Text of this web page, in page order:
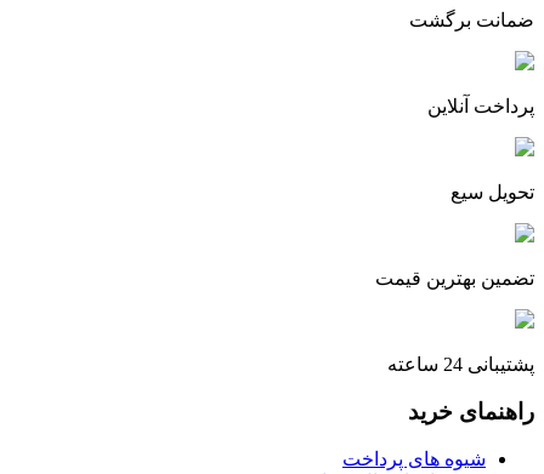
ضمانت برگشت
پرداخت آنلاین
تحویل سیع
تضمین بهترین قیمت
پشتیبانی 24 ساعته
راهنمای خرید
شیوه های پرداخت